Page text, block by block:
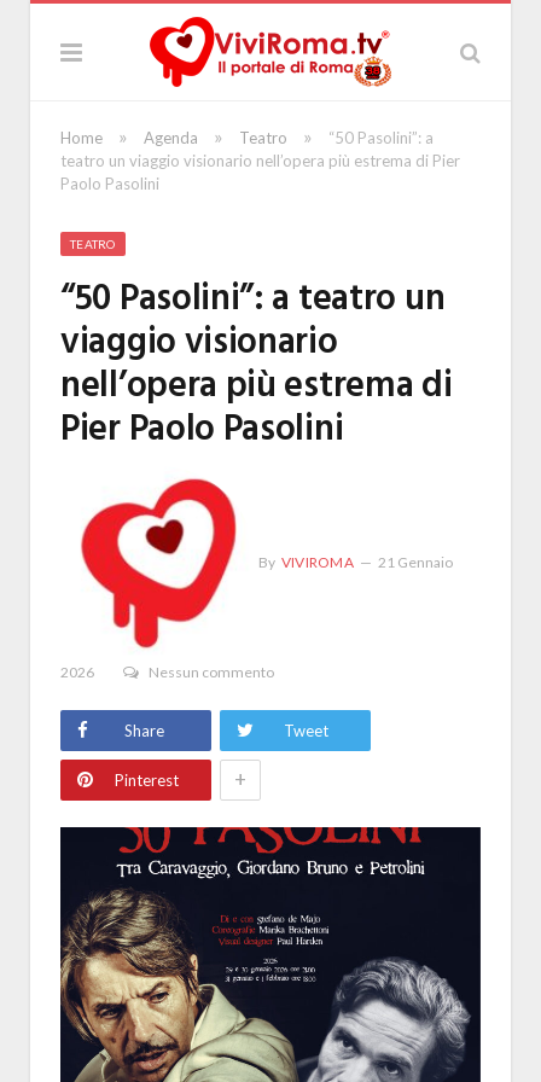
Home » Agenda » Teatro »
“50 Pasolini”: a
teatro un viaggio visionario nell’opera più estrema di Pier
Paolo Pasolini
TEATRO
“50 Pasolini”: a teatro un
viaggio visionario
nell’opera più estrema di
Pier Paolo Pasolini
By VIVIROMA 21 Gennaio
2026 Nessun commento
Share Tweet
Pinterest +